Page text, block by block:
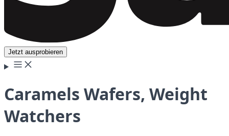
Jetzt ausprobieren
Caramels Wafers, Weight
Watchers